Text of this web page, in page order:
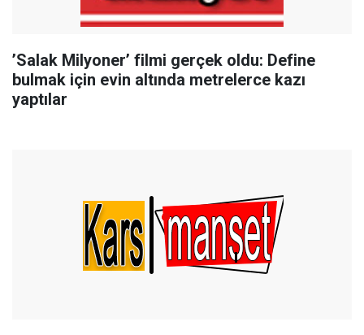
’Salak Milyoner’ filmi gerçek oldu: Define
bulmak için evin altında metrelerce kazı
yaptılar